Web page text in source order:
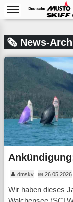
🗞 News-
👤 dmskv 📅 26.05.2026
Wir haben dieses